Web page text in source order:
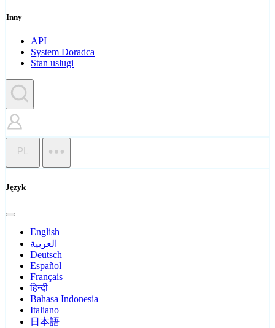
Inny
API
System Doradca
Stan usługi
PL
Język
English
العربية
Deutsch
Español
Français
हिन्दी
Bahasa Indonesia
Italiano
日本語